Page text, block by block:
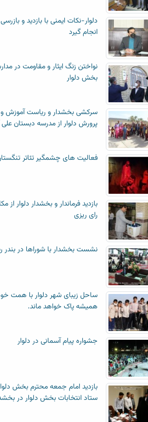
دلوار-نکات ایمنی با بازدید و بازرسی
انجام گیرد
نواختن زنگ ایثار و مقاومت در
بخش دلوار
سرکشی بخشدار و ریاست آموزش و
پرورش دلوار از مدرسه دبستان علی
فعالیت های چشمگیر تئاتر
بازدید فرماندار و بخشدار دلوار از
رای ریزی
نشست بخشدار با شوراها در بندر
ساحل زیبای شهر دلوار با همت
همیشه پاک خواهد ماند.
جشواره پیام آسمانی در دلوار
بازدید امام جمعه محترم بخش
ستاد انتخابات بخش دلوار در